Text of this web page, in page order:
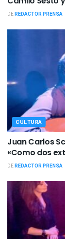
DEREDACTOR PRENSA
CULTURA
Juan Carlos
«Como dos
DEREDACTOR PRENSA